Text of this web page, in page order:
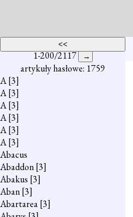
1-200/2117
artykuły hasłowe: 1759
A[3]
A[3]
A[3]
A[3]
A[3]
A[3]
Abacus
Abaddon[3]
Abakus [3]
Aban[3]
Abartarea[3]